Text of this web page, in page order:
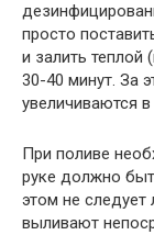
просто
и залить
30-40 минут. За
увеличиваются
При поливе
руке должно
этом не следует
выливают